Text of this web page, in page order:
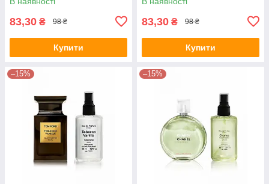
83,30 ₴ 98 ₴
Купити
83,30 ₴ 98 ₴
Купити
–15% –15%